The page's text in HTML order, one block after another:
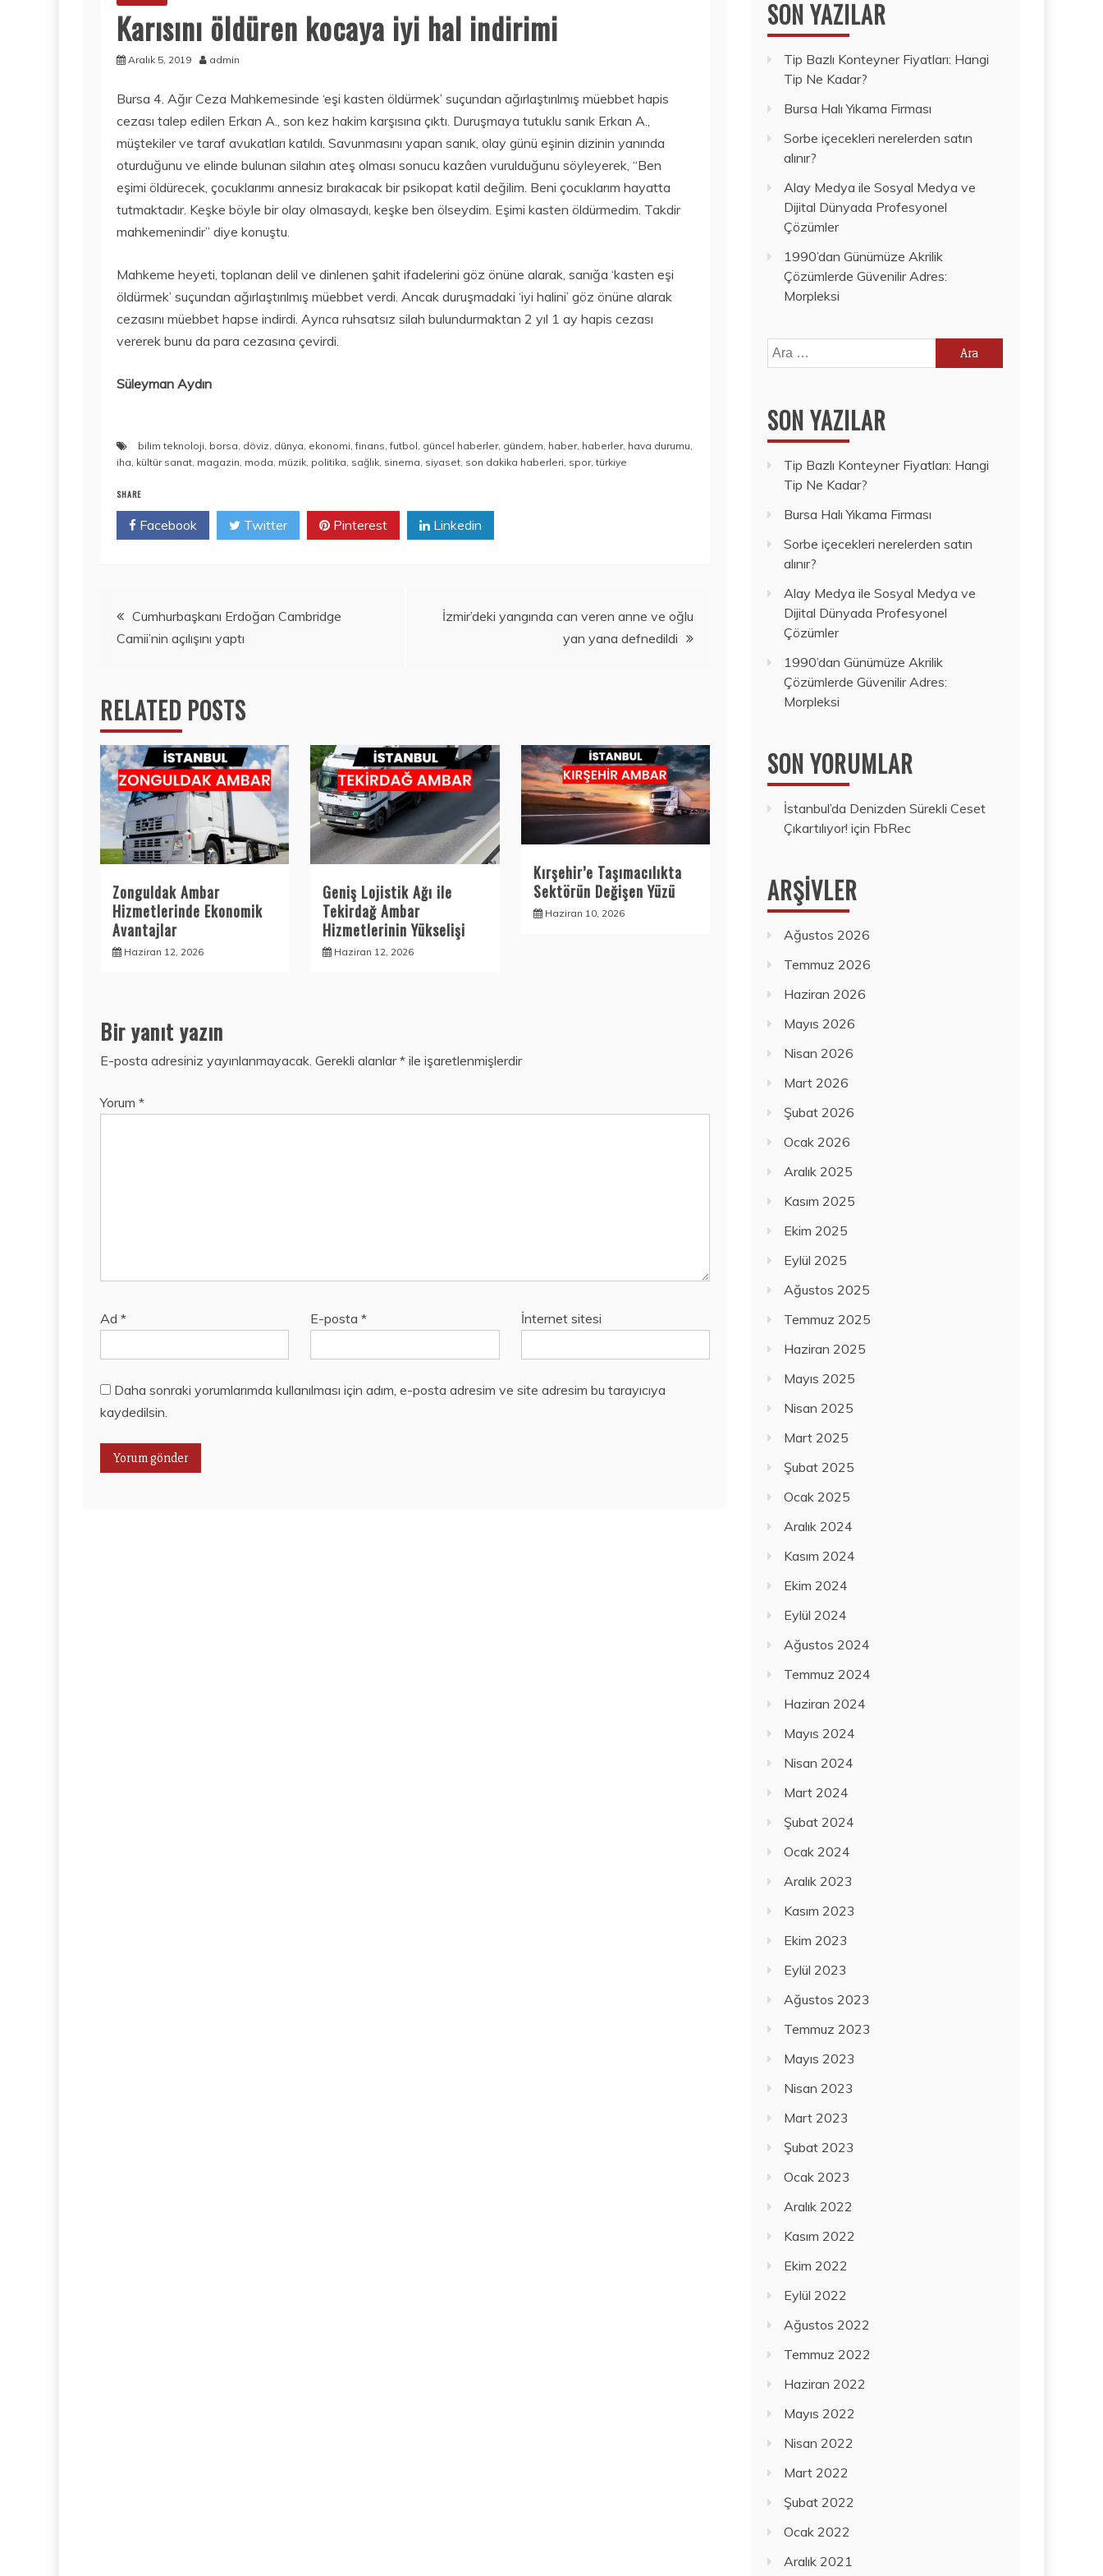
Karısını öldüren kocaya iyi hal indirimi
Aralık 5, 2019 admin
Bursa 4. Ağır Ceza Mahkemesinde ‘eşi kasten öldürmek’ suçundan ağırlaştırılmış müebbet hapis
cezası talep edilen Erkan A., son kez hakim karşısına çıktı. Duruşmaya tutuklu sanık Erkan A.,
müştekiler ve taraf avukatları katıldı. Savunmasını yapan sanık, olay günü eşinin dizinin yanında
oturduğunu ve elinde bulunan silahın ateş olması sonucu kazâen vurulduğunu söyleyerek, “Ben
eşimi öldürecek, çocuklarımı annesiz bırakacak bir psikopat katil değilim. Beni çocuklarım hayatta
tutmaktadır. Keşke böyle bir olay olmasaydı, keşke ben ölseydim. Eşimi kasten öldürmedim. Takdir
mahkemenindir” diye konuştu.
Mahkeme heyeti, toplanan delil ve dinlenen şahit ifadelerini göz önüne alarak, sanığa ‘kasten eşi
öldürmek’ suçundan ağırlaştırılmış müebbet verdi. Ancak duruşmadaki ‘iyi halini’ göz önüne alarak
cezasını müebbet hapse indirdi. Ayrıca ruhsatsız silah bulundurmaktan 2 yıl 1 ay hapis cezası
vererek bunu da para cezasına çevirdi.
Süleyman Aydın
bilim teknoloji, borsa, döviz, dünya, ekonomi,finans,futbol, güncel haberler, gündem, haber, haberler, hava durumu,
iha, kültür sanat, magazin, moda, müzik, politika, sağlık, sinema, siyaset, son dakika haberleri, spor,türkiye
SHARE
Facebook Twitter Pinterest Linkedin
Yazı
gezinmesi
Cumhurbaşkanı Erdoğan Cambridge
Camii’nin açılışını yaptı
İzmir’deki yangında can veren anne ve oğlu
yan yana defnedildi
RELATED POSTS
Zonguldak Ambar
Hizmetlerinde Ekonomik
Avantajlar
Haziran 12, 2026
Geniş Lojistik Ağı ile
Tekirdağ Ambar
Hizmetlerinin Yükselişi
Haziran 12, 2026
Kırşehir’e Taşımacılıkta
Sektörün Değişen Yüzü
Haziran 10, 2026
Bir yanıt yazın
E-posta adresiniz yayınlanmayacak. Gerekli alanlar* ile işaretlenmişlerdir
Yorum *
Ad * E-posta* İnternet sitesi
Daha sonraki yorumlarımda kullanılması için adım, e-posta adresim ve site adresim bu tarayıcıya
kaydedilsin.
SON YAZILAR
Tip Bazlı Konteyner Fiyatları: Hangi
Tip Ne Kadar?
Bursa Halı Yıkama Firması
Sorbe içecekleri nerelerden satın
alınır?
Alay Medya ile Sosyal Medya ve
Dijital Dünyada Profesyonel
Çözümler
1990’dan Günümüze Akrilik
Çözümlerde Güvenilir Adres:
Morpleksi
Arama:
SON YAZILAR
Tip Bazlı Konteyner Fiyatları: Hangi
Tip Ne Kadar?
Bursa Halı Yıkama Firması
Sorbe içecekleri nerelerden satın
alınır?
Alay Medya ile Sosyal Medya ve
Dijital Dünyada Profesyonel
Çözümler
1990’dan Günümüze Akrilik
Çözümlerde Güvenilir Adres:
Morpleksi
SON YORUMLAR
İstanbul’da Denizden Sürekli Ceset
Çıkartılıyor! için FbRec
ARŞIVLER
Ağustos 2026
Temmuz 2026
Haziran 2026
Mayıs 2026
Nisan 2026
Mart 2026
Şubat 2026
Ocak 2026
Aralık 2025
Kasım 2025
Ekim 2025
Eylül 2025
Ağustos 2025
Temmuz 2025
Haziran 2025
Mayıs 2025
Nisan 2025
Mart 2025
Şubat 2025
Ocak 2025
Aralık 2024
Kasım 2024
Ekim 2024
Eylül 2024
Ağustos 2024
Temmuz 2024
Haziran 2024
Mayıs 2024
Nisan 2024
Mart 2024
Şubat 2024
Ocak 2024
Aralık 2023
Kasım 2023
Ekim 2023
Eylül 2023
Ağustos 2023
Temmuz 2023
Mayıs 2023
Nisan 2023
Mart 2023
Şubat 2023
Ocak 2023
Aralık 2022
Kasım 2022
Ekim 2022
Eylül 2022
Ağustos 2022
Temmuz 2022
Haziran 2022
Mayıs 2022
Nisan 2022
Mart 2022
Şubat 2022
Ocak 2022
Aralık 2021